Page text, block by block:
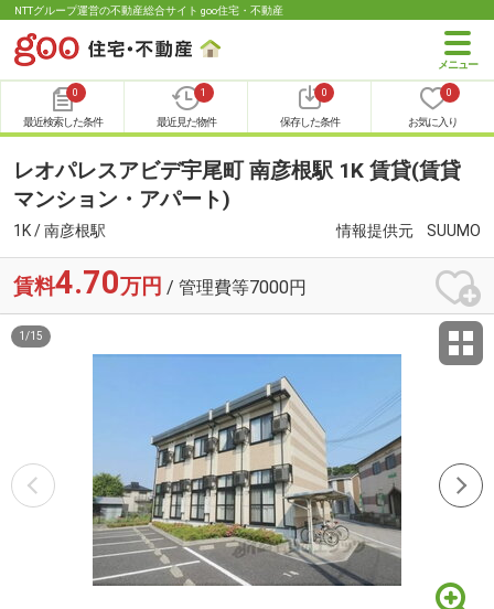
NTTグループ運営の不動産総合サイト goo住宅・不動産
0
最近検索した条件
1
最近見た物件
0
保存した条件
0
お気に入り
レオパレスアビデ宇尾町 南彦根駅 1K 賃貸(賃貸
マンション・アパート)
1K / 南彦根駅 情報提供元 SUUMO
賃料4.70万円 / 管理費等7000円
1 /15